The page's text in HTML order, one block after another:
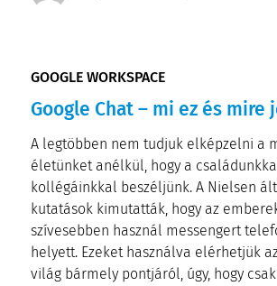
GOOGLE WORKSPACE
Google Chat – mi ez és mire
A legtöbben nem tudjuk elképzelni a
életünket anélkül, hogy a
kollégáinkkal beszéljünk. A Nielsen
kutatások kimutatták, hogy az
szívesebben használ messengert
helyett. Ezeket használva elérhetjük
világ bármely pontjáról, úgy, hogy csak